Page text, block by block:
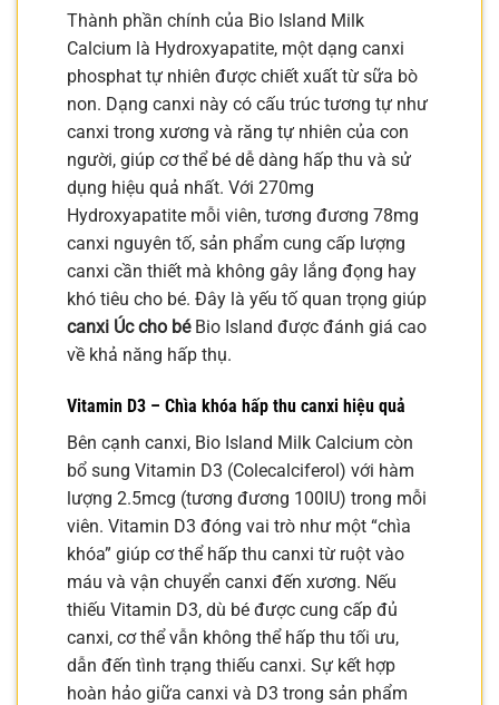
Thành phần chính của Bio Island Milk
Calcium là Hydroxyapatite, một dạng canxi
phosphat tự nhiên được chiết xuất từ sữa bò
non. Dạng canxi này có cấu trúc tương tự như
canxi trong xương và răng tự nhiên của con
người, giúp cơ thể bé dễ dàng hấp thu và sử
dụng hiệu quả nhất. Với 270mg
Hydroxyapatite mỗi viên, tương đương 78mg
canxi nguyên tố, sản phẩm cung cấp lượng
canxi cần thiết mà không gây lắng đọng hay
khó tiêu cho bé. Đây là yếu tố quan trọng giúp
canxi Úc cho béBio Island được đánh giá cao
về khả năng hấp thụ.
Vitamin D3 – Chìa khóa hấp thu canxi hiệu quả
Bên cạnh canxi, Bio Island Milk Calcium còn
bổ sung Vitamin D3 (Colecalciferol) với hàm
lượng 2.5mcg (tương đương 100IU) trong mỗi
viên. Vitamin D3 đóng vai trò như một “chìa
khóa” giúp cơ thể hấp thu canxi từ ruột vào
máu và vận chuyển canxi đến xương. Nếu
thiếu Vitamin D3, dù bé được cung cấp đủ
canxi, cơ thể vẫn không thể hấp thu tối ưu,
dẫn đến tình trạng thiếu canxi. Sự kết hợp
hoàn hảo giữa canxi và D3 trong sản phẩm